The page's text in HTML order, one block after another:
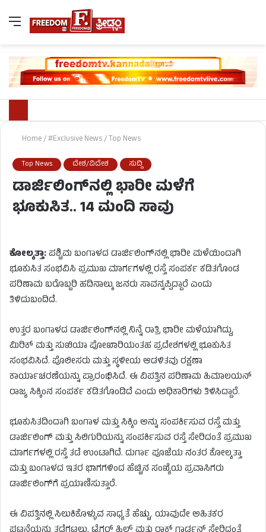
Home/#Exclusive News/Top News
Top News ದೇಶ/ವಿದೇಶ ಸುದ್ದಿ
ಡಾರ್ಜಿಲಿಂಗ್‌ನಲ್ಲಿ ಭಾರೀ ಮಳೆಗೆ
ಭೂಕುಸಿತ.. 14 ಮಂದಿ ಸಾವು
ಕೋಲ್ಕತ್ತಾ:ಪಶ್ಚಿಮ ಬಂಗಾಳದ ಡಾರ್ಜಿಲಿಂಗ್‌ನಲ್ಲಿ ಭಾರೀ ಮಳೆಯಿಂದಾಗಿ
ಭೂಕುಸಿತ ಸಂಭವಿಸಿ ಪ್ರಮುಖ ಮಾರ್ಗಗಳಲ್ಲಿ ರಸ್ತೆ ಸಂಪರ್ಕ ಕಡಿತಗೊಂಡ
ಪರಿಣಾಮ ಬರೊಬ್ಬರಿ ಹದಿನಾಲ್ಕು ಜನರು ಸಾವನ್ನಪ್ಪಿದ್ದಾರೆ ಎಂದು
ತಿಳಿದುಬಂದಿದೆ.
ಉತ್ತರ ಬಂಗಾಳದ ಡಾರ್ಜಿಲಿಂಗ್‌ನಲ್ಲಿ ನಿನ್ನೆ ರಾತ್ರಿ ಭಾರೀ ಮಳೆಯಾಗಿದ್ದು,
ಮಿರಿಕ್ ಮತ್ತು ಸುಖಿಯಾ ಪೋಖಾರಿಯಂತಹ ಪ್ರದೇಶಗಳಲ್ಲಿ ಭೂಕುಸಿತ
ಸಂಭವಿಸಿದೆ. ಪೊಲೀಸರು ಮತ್ತು ಸ್ಥಳೀಯ ಆಡಳಿತವು ರಕ್ಷಣಾ
ಕಾರ್ಯಾಚರಣೆಯನ್ನು ಪ್ರಾರಂಭಿಸಿದೆ. ಈ ವಿಪತ್ತಿನ ಪರಿಣಾಮ ಹಿಮಾಲಯನ್
ರಾಜ್ಯ ಸಿಕ್ಕಿಂನ ಸಂಪರ್ಕ ಕಡಿತಗೊಂಡಿದೆ ಎಂದು ಅಧಿಕಾರಿಗಳು ತಿಳಿಸಿದ್ದಾರೆ.
ಭೂಕುಸಿತದಿಂದಾಗಿ ಬಂಗಾಳ ಮತ್ತು ಸಿಕ್ಕಿಂ ಅನ್ನು ಸಂಪರ್ಕಿಸುವ ರಸ್ತೆ ಮತ್ತು
ಡಾರ್ಜಿಲಿಂಗ್ ಮತ್ತು ಸಿಲಿಗುರಿಯನ್ನು ಸಂಪರ್ಕಿಸುವ ರಸ್ತೆ ಸೇರಿದಂತೆ ಪ್ರಮುಖ
ಮಾರ್ಗಗಳಲ್ಲಿ ರಸ್ತೆ ತಡೆ ಉಂಟಾಗಿದೆ. ದುರ್ಗಾ ಪೂಜೆಯ ನಂತರ ಕೋಲ್ಕತ್ತಾ
ಮತ್ತು ಬಂಗಾಳದ ಇತರ ಭಾಗಗಳಿಂದ ಹೆಚ್ಚಿನ ಸಂಖ್ಯೆಯ ಪ್ರವಾಸಿಗರು
ಡಾರ್ಜಿಲಿಂಗ್‌ಗೆ ಪ್ರಯಾಣಿಸುತ್ತಾರೆ.
ಈ ವಿಪತ್ತಿನಲ್ಲಿ ಸಿಲುಕಿಕೊಳ್ಳುವ ಸಾಧ್ಯತೆ ಹೆಚ್ಚು. ಯಾವುದೇ ಅಹಿತಕರ